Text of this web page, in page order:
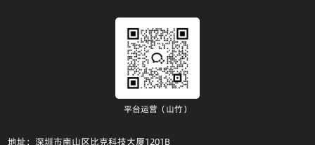
平台运营（山竹）
地址：深圳市南山区比克科技大厦1201B